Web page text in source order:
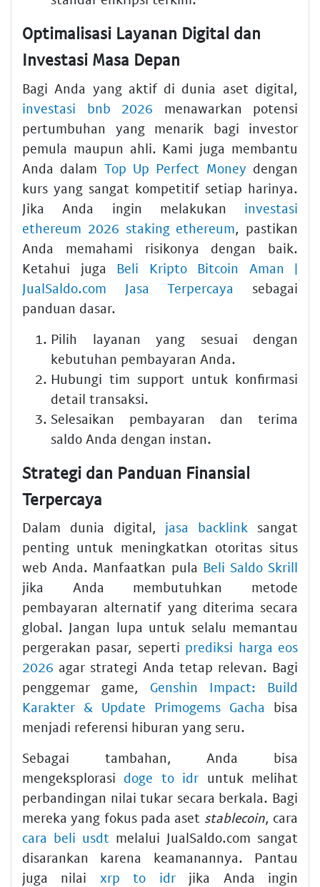
Optimalisasi Layanan Digital dan
Investasi Masa Depan
Bagi Anda yang aktif di dunia aset digital,
investasi bnb 2026 menawarkan potensi
pertumbuhan yang menarik bagi investor
pemula maupun ahli. Kami juga membantu
Anda dalam Top Up Perfect Money dengan
kurs yang sangat kompetitif setiap harinya.
Jika Anda ingin melakukan investasi
ethereum 2026 staking ethereum, pastikan
Anda memahami risikonya dengan baik.
Ketahui juga Beli Kripto Bitcoin Aman |
JualSaldo.com Jasa Terpercaya
sebagai
panduan dasar.
Pilih layanan yang sesuai dengan
kebutuhan pembayaran Anda.
Hubungi tim support untuk konfirmasi
detail transaksi.
Selesaikan pembayaran dan terima
saldo Anda dengan instan.
Strategi dan Panduan Finansial
Terpercaya
Dalam dunia digital, jasa backlink sangat
penting untuk meningkatkan otoritas situs
web Anda. Manfaatkan pula Beli Saldo Skrill
jika Anda membutuhkan metode
pembayaran alternatif yang diterima secara
global. Jangan lupa untuk selalu memantau
pergerakan pasar, seperti prediksi harga eos
2026 agar strategi Anda tetap relevan. Bagi
penggemar game, Genshin Impact: Build
Karakter & Update Primogems Gacha bisa
menjadi referensi hiburan yang seru.
Sebagai tambahan, Anda bisa
mengeksplorasi doge to idr untuk melihat
perbandingan nilai tukar secara berkala. Bagi
mereka yang fokus pada aset stablecoin, cara
cara beli usdt melalui JualSaldo.com sangat
disarankan karena keamanannya. Pantau
juga nilai xrp to idrjika Anda ingin